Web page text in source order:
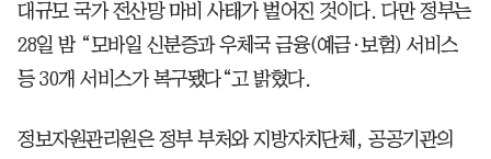
대규모 국가 전산망 마비 사태가 벌어진 것이다. 다만 정부는
28일 밤 “모바일 신분증과 우체국 금융(예금·보험) 서비스
등 30개 서비스가 복구됐다“고 밝혔다.
정보자원관리원은 정부 부처와 지방자치단체, 공공기관의